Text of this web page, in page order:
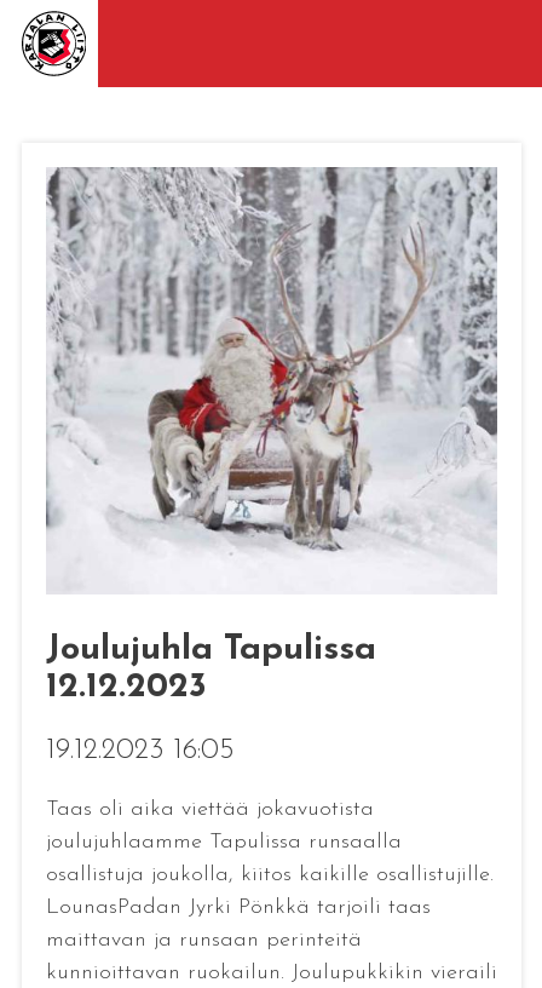
Joulujuhla Tapulissa
12.12.2023
19.12.2023 16:05
Taas oli aika viettää jokavuotista
joulujuhlaamme Tapulissa runsaalla
osallistuja joukolla, kiitos kaikille osallistujille.
LounasPadan Jyrki Pönkkä tarjoili taas
maittavan ja runsaan perinteitä
kunnioittavan ruokailun. Joulupukkikin vieraili